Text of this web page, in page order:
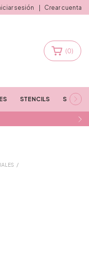
sesión Crear cuenta
(0)
STENCILS STAMPS
/